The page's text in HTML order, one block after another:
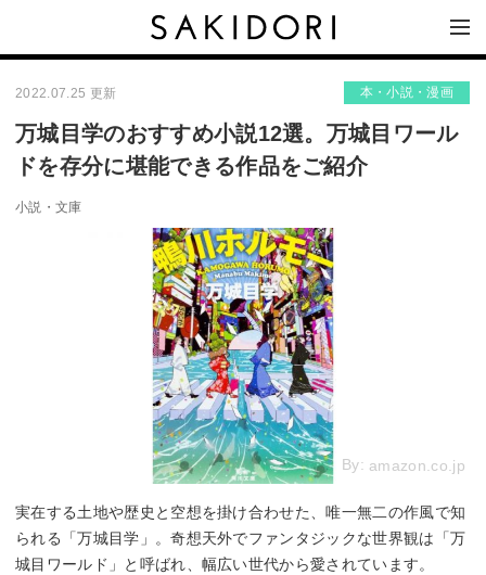
2022.07.25 更新 本・小説・漫画
万城目学のおすすめ小説12選。万城目ワール
ドを存分に堪能できる作品をご紹介
小説・文庫
By: amazon.co.jp
実在する土地や歴史と空想を掛け合わせた、唯一無二の作風で知
られる「万城目学」。奇想天外でファンタジックな世界観は「万
城目ワールド」と呼ばれ、幅広い世代から愛されています。